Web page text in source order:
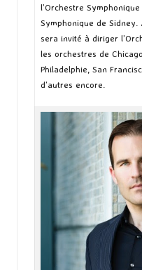
l’Orchestre
Symphonique de
sera invité à diriger
les orchestres de
Philadelphie, San
d’autres encore.